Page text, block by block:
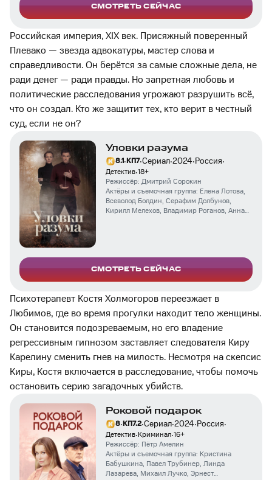
СМОТРЕТЬ СЕЙЧАС
Российская империя, XIX век. Присяжный поверенный
Плевако — звезда адвокатуры, мастер слова и
справедливости. Он берётся за самые сложные дела, не
ради денег — ради правды. Но запретная любовь и
политические расследования угрожают разрушить всё,
что он создал. Кто же защитит тех, кто верит в честный
суд, если не он?
Уловки разума
8.1·КП7·Сериал·2024·Россия·
Детектив·18+
Режиссёр: Дмитрий Сорокин
Актёры и съемочная группа: Елена Лотова,
Всеволод Болдин, Серафим Долбунов,
Кирилл Мелехов, Владимир Роганов, Анна
СМОТРЕТЬ СЕЙЧАС
Психотерапевт Костя Холмогоров переезжает в
Любимов, где во время прогулки находит тело женщины.
Он становится подозреваемым, но его владение
регрессивным гипнозом заставляет следователя Киру
Карелину сменить гнев на милость. Несмотря на скепсис
Киры, Костя включается в расследование, чтобы помочь
остановить серию загадочных убийств.
Роковой подарок
8·КП7.2·Сериал·2024·Россия·
Детектив·Криминал·16+
Режиссёр: Пётр Амелин
Актёры и съемочная группа: Кристина
Бабушкина, Павел Трубинер, Линда
Лазарева, Михаил Лучко, Эрнест